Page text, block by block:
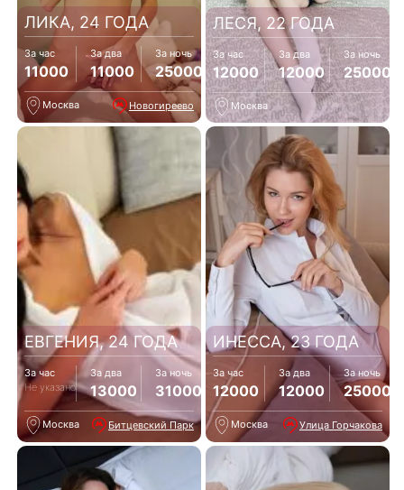
ЛИКА, 24 ГОДА
За час
11000
За два
11000
За ночь
25000
Москва Новогиреево
ЛЕСЯ, 22 ГОДА
За час
12000
За два
12000
За ночь
25000
Москва
ЕВГЕНИЯ, 24 ГОДА
За час
Не указано
За два
13000
За ночь
31000
Москва Битцевский Парк
ИНЕССА, 23 ГОДА
За час
12000
За два
12000
За ночь
25000
Москва Улица Горчакова